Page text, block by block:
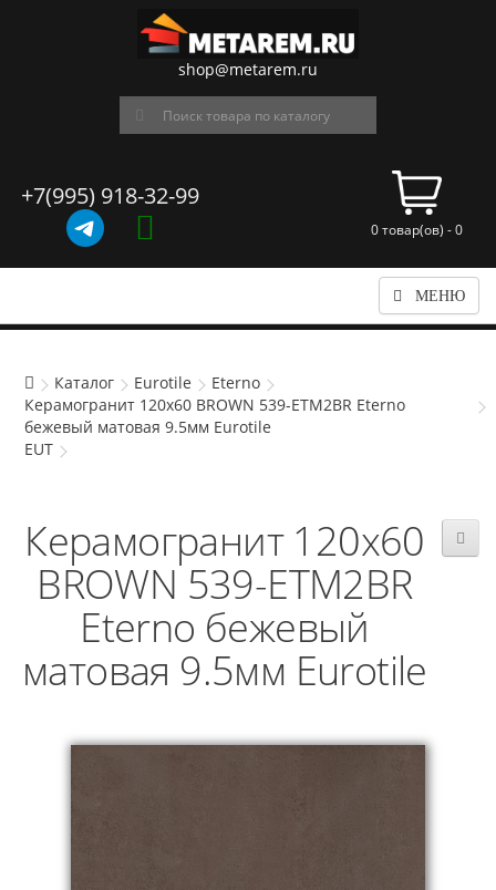
shop@metarem.ru
+7(995) 918-32-99
0 товар(ов) - 0
МЕНЮ
Каталог Eurotile
Eterno
Керамогранит 120x60 BROWN 539-ETM2BR Eterno
бежевый матовая 9.5мм Eurotile
EUT
Керамогранит 120x60
BROWN 539-ETM2BR
Eterno бежевый
матовая 9.5мм Eurotile